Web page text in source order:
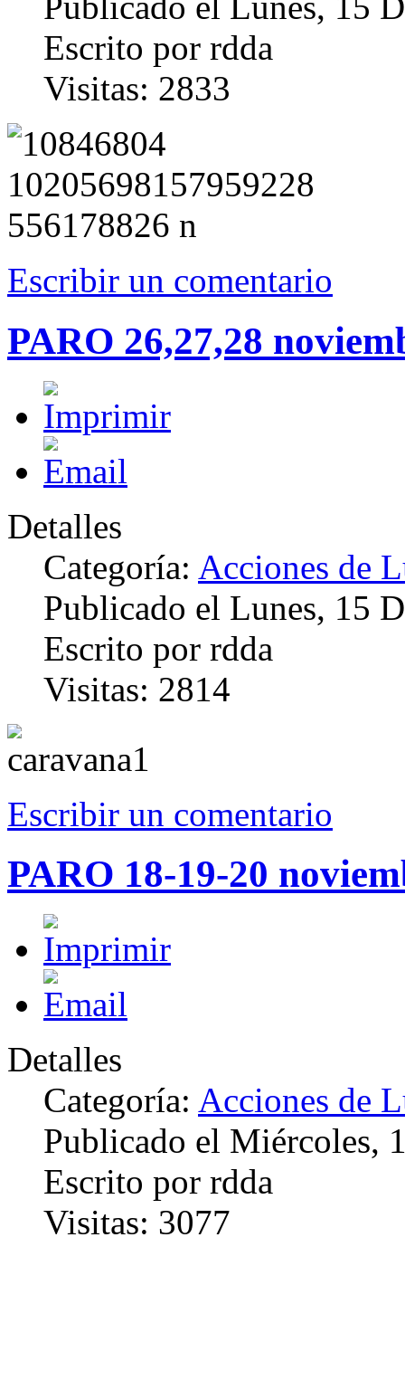
Escrito por rdda
Visitas: 2833
Escribir un comentario
PARO 26,27,28
Detalles
Categoría: Acciones de
Publicado el Lunes, 15
Escrito por rdda
Visitas: 2814
Escribir un comentario
PARO 18-19-20
Detalles
Categoría: Acciones de
Publicado el Miércoles,
Escrito por rdda
Visitas: 3077